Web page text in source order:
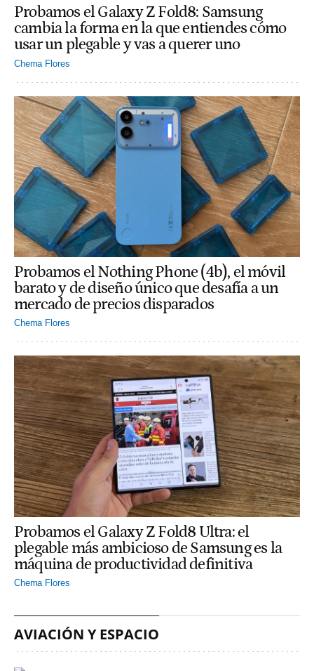
Probamos el Galaxy Z Fold8: Samsung
cambia la forma en la que entiendes cómo
usar un plegable y vas a querer uno
Chema Flores
Probamos el Nothing Phone (4b), el móvil
barato y de diseño único que desafía a un
mercado de precios disparados
Chema Flores
Probamos el Galaxy Z Fold8 Ultra: el
plegable más ambicioso de Samsung es la
máquina de productividad definitiva
Chema Flores
AVIACIÓN Y ESPACIO